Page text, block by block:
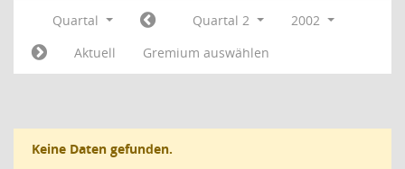
Quartal Quartal 2
2002
Aktuell
Gremium auswählen
Keine Daten gefunden.